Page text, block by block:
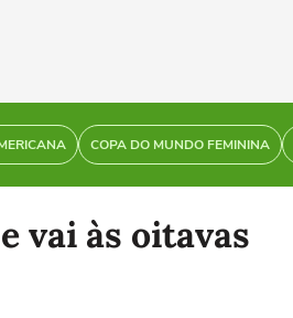
COPA DO MUNDO FEMININA
vai às oitavas